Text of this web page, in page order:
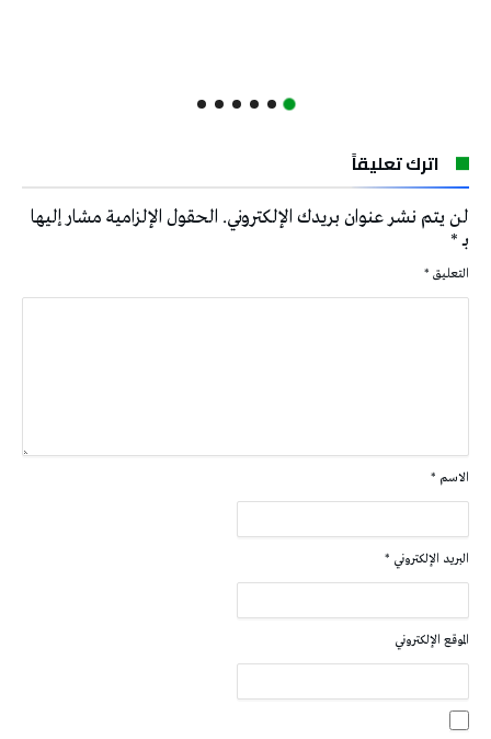
اترك تعليقاً
لن يتم نشر عنوان بريدك الإلكتروني. الحقول الإلزامية مشار إليها
بـ*
التعليق *
الاسم *
البريد الإلكتروني *
الموقع الإلكتروني